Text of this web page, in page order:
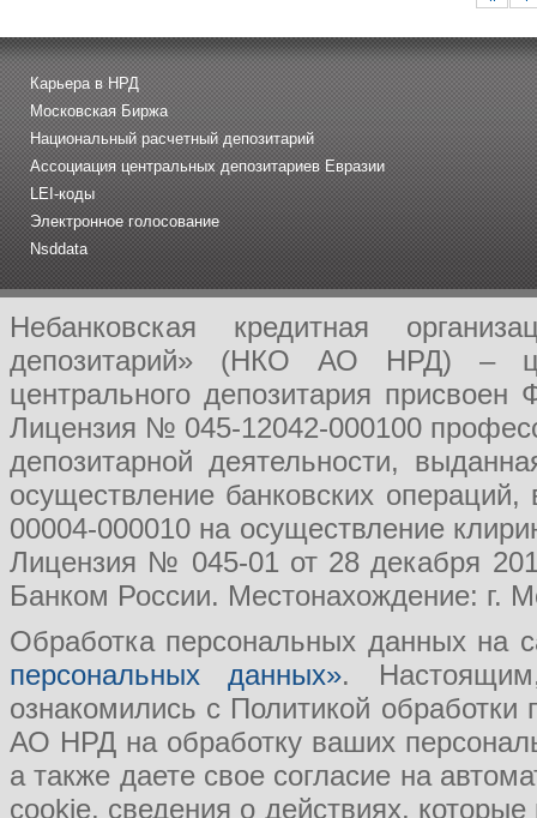
Карьера в НРД
Московская Биржа
Национальный расчетный депозитарий
Ассоциация центральных депозитариев Евразии
LEI-коды
Электронное голосование
Nsddata
Небанковская кредитная
депозитарий» (НКО АО НРД) –
центрального депозитария
Лицензия № 045-12042-000100
депозитарной деятельности,
осуществление банковских
00004-000010 на осуществление
Лицензия № 045-01 от 28 декабря
Банком России. Местонахождение: г.
Обработка персональных данных на
персональных данных».
ознакомились с Политикой
АО НРД на обработку ваших
а также даете свое согласие на
cookie, сведения о действиях,